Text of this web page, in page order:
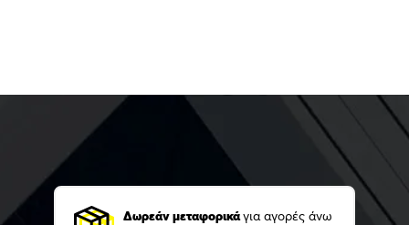
Δωρεάν μεταφορικάγια αγορές άνω